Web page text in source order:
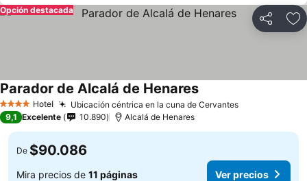
Compartir
Opción destacada
4 EstrellasHotel Ubicación céntrica en la cuna de Cervantes
Parador de Alcalá de Henares
9,1 Excelente 10.890 Alcalá de Henares
De $90.086
Mira precios de 11 páginas Ver precios